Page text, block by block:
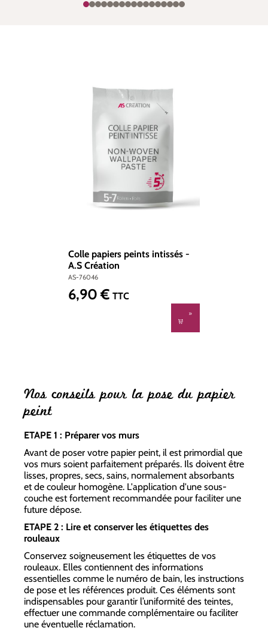
Colle papiers peints intissés -
A.S Création
AS-76046
Prix régulier :
6,90 € TTC
Nos conseils pour la pose du papier
peint
ETAPE 1 : Préparer vos murs
Avant de poser votre papier peint, il est primordial que
vos murs soient parfaitement préparés. Ils doivent être
lisses, propres, secs, sains, normalement absorbants
et de couleur homogène. L'application d'une sous-
couche est fortement recommandée pour faciliter une
future dépose.
ETAPE 2 : Lire et conserver les étiquettes des
rouleaux
Conservez soigneusement les étiquettes de vos
rouleaux. Elles contiennent des informations
essentielles comme le numéro de bain, les instructions
de pose et les références produit. Ces éléments sont
indispensables pour garantir l’uniformité des teintes,
effectuer une commande complémentaire ou faciliter
une éventuelle réclamation.